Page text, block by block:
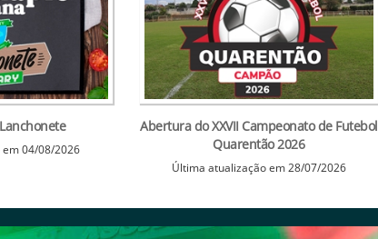
04/08/2026
Abertura do XXVII Campeonato de Futebol
Quarentão 2026
Última atualização em 28/07/2026